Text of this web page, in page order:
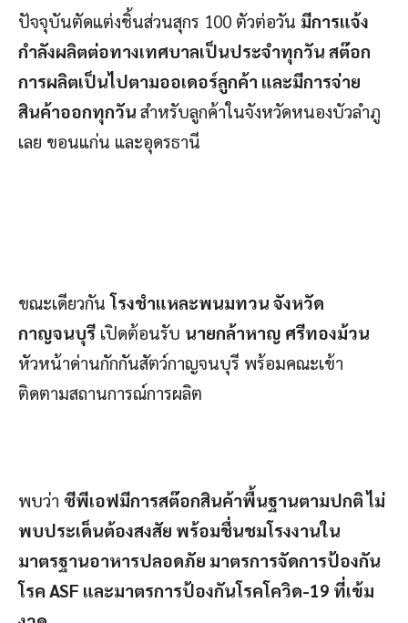
ปัจจุบันตัดแต่งชิ้นส่วนสุกร 100 ตัวต่อวัน มีการแจ้ง
กำลังผลิตต่อทางเทศบาลเป็นประจำทุกวัน สต๊อก
การผลิตเป็นไปตามออเดอร์ลูกค้า และมีการจ่าย
สินค้าออกทุกวัน สำหรับลูกค้าในจังหวัดหนองบัวลำภู
เลย ขอนแก่น และอุดรธานี
ขณะเดียวกันโรงชำแหละพนมทวน จังหวัด
กาญจนบุรี เปิดต้อนรับ นายกล้าหาญ ศรีทองม้วน
หัวหน้าด่านกักกันสัตว์กาญจนบุรี พร้อมคณะเข้า
ติดตามสถานการณ์การผลิต
พบว่า ซีพีเอฟมีการสต๊อกสินค้าพื้นฐานตามปกติ ไม่
พบประเด็นต้องสงสัย พร้อมชื่นชมโรงงานใน
มาตรฐานอาหารปลอดภัย มาตรการจัดการป้องกัน
โรค ASF และมาตรการป้องกันโรคโควิด-19 ที่เข้ม